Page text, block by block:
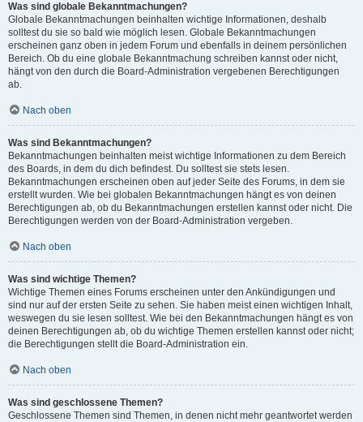
Was sind globale Bekanntmachungen?
Globale Bekanntmachungen beinhalten wichtige Informationen, deshalb
solltest du sie so bald wie möglich lesen. Globale Bekanntmachungen
erscheinen ganz oben in jedem Forum und ebenfalls in deinem persönlichen
Bereich. Ob du eine globale Bekanntmachung schreiben kannst oder nicht,
hängt von den durch die Board-Administration vergebenen Berechtigungen
ab.
Nach oben
Was sind Bekanntmachungen?
Bekanntmachungen beinhalten meist wichtige Informationen zu dem Bereich
des Boards, in dem du dich befindest. Du solltest sie stets lesen.
Bekanntmachungen erscheinen oben auf jeder Seite des Forums, in dem sie
erstellt wurden. Wie bei globalen Bekanntmachungen hängt es von deinen
Berechtigungen ab, ob du Bekanntmachungen erstellen kannst oder nicht. Die
Berechtigungen werden von der Board-Administration vergeben.
Nach oben
Was sind wichtige Themen?
Wichtige Themen eines Forums erscheinen unter den Ankündigungen und
sind nur auf der ersten Seite zu sehen. Sie haben meist einen wichtigen Inhalt,
weswegen du sie lesen solltest. Wie bei den Bekanntmachungen hängt es von
deinen Berechtigungen ab, ob du wichtige Themen erstellen kannst oder nicht;
die Berechtigungen stellt die Board-Administration ein.
Nach oben
Was sind geschlossene Themen?
Geschlossene Themen sind Themen, in denen nicht mehr geantwortet werden